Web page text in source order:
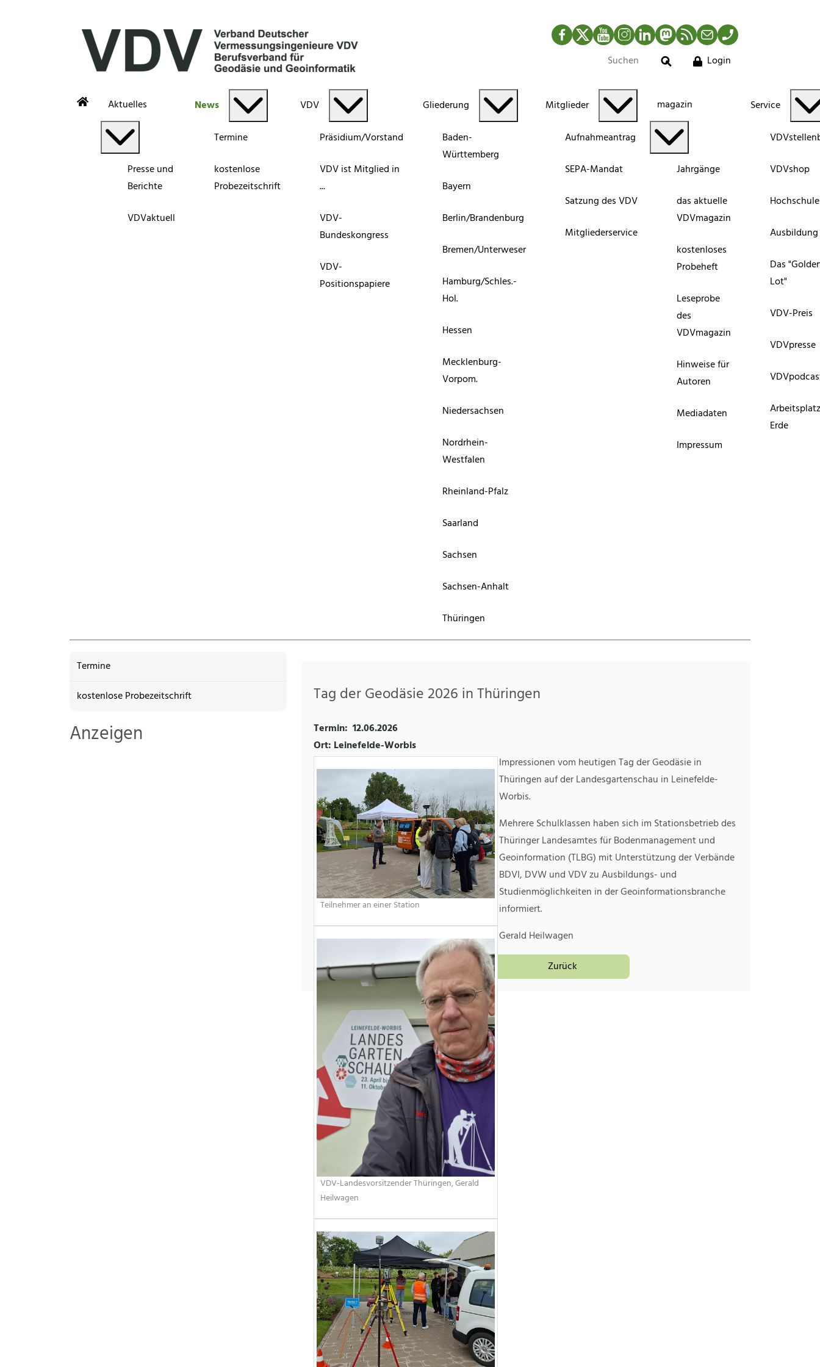
Facebook
TwitterYouTubeInstagram
LinkedInMastodonRSS-Newsfeed
MailTelefon
Suche
Login
Aktuelles
Presse und
Berichte
VDVaktuell
News
Termine
kostenlose
Probezeitschrift
VDV
Präsidium/Vorstand
VDV ist Mitglied in
...
VDV-
Bundeskongress
VDV-
Positionspapiere
Gliederung
Baden-
Württemberg
Bayern
Berlin/Brandenburg
Bremen/Unterweser
Hamburg/Schles.-
Hol.
Hessen
Mecklenburg-
Vorpom.
Niedersachsen
Nordrhein-
Westfalen
Rheinland-Pfalz
Saarland
Sachsen
Sachsen-Anhalt
Thüringen
Mitglieder
Aufnahmeantrag
SEPA-Mandat
Satzung des VDV
Mitgliederservice
magazin
Jahrgänge
das aktuelle
VDVmagazin
kostenloses
Probeheft
Leseprobe
des
VDVmagazin
Hinweise für
Autoren
Mediadaten
Impressum
Service
VDVshop
Ausbildung
Das
Lot"
VDV-Preis
VDVpresse
Erde
Termine
kostenlose Probezeitschrift
Anzeigen
Tag der Geodäsie 2026 in Thüringen
Termin: 12.06.2026
Ort: Leinefelde-Worbis
Teilnehmer an einer Station
VDV-Landesvorsitzender Thüringen, Gerald
Heilwagen
Impressionen vom heutigen Tag der Geodäsie in
Thüringen auf der Landesgartenschau in Leinefelde-
Worbis.
Mehrere Schulklassen haben sich im Stationsbetrieb des
Thüringer Landesamtes für Bodenmanagement und
Geoinformation (TLBG) mit Unterstützung der Verbände
BDVI, DVW und VDV zu Ausbildungs- und
Studienmöglichkeiten in der Geoinformationsbranche
informiert.
Gerald Heilwagen
Zurück